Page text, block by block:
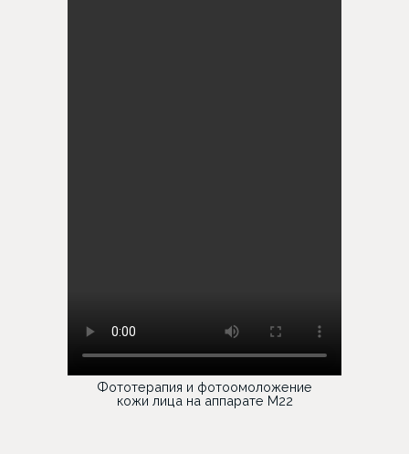
Фототерапия и фотоомоложение
кожи лица на аппарате М22